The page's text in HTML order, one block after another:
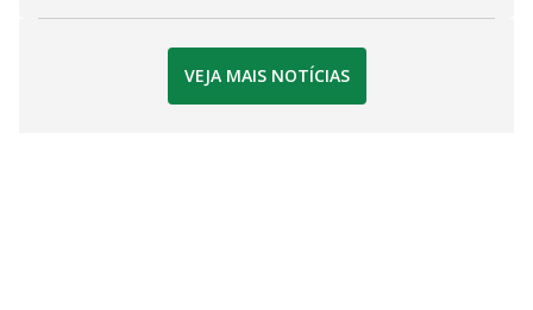
VEJA MAIS NOTÍCIAS